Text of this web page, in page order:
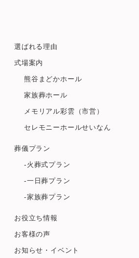
選ばれる理由
式場案内
熊谷まどかホール
家族葬ホール
メモリアル彩雲（市営）
セレモニーホールせいなん
葬儀プラン
-火葬式プラン
-一日葬プラン
-家族葬プラン
お役立ち情報
お客様の声
お知らせ・イベント